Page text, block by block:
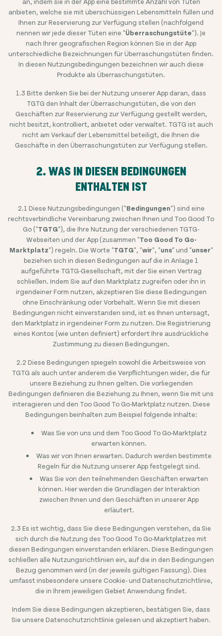
anbieten, welche sie mit überschüssigen Lebensmitteln füllen und
Ihnen zur Reservierung zur Verfügung stellen (nachfolgend
nennen wir jede dieser Tüten eine "Überraschungstüte"). Je
nach Ihrer geografischen Region können Sie in der App
unterschiedliche Bezeichnungen für Überraschungstüten finden.
In diesen Nutzungsbedingungen bezeichnen wir auch diese
Produkte als Überraschungstüten.
1.3 Bitte denken Sie bei der Nutzung unserer App daran, dass
TGTG den Inhalt der Überraschungstüten, die von den
Geschäften zur Reservierung zur Verfügung gestellt werden,
nicht besitzt, kontrolliert, anbietet oder verwaltet. TGTG ist auch
nicht am Verkauf der Lebensmittel beteiligt, die Ihnen die
Geschäfte in den Überraschungstüten zur Verfügung stellen.
2. WAS IN DIESEN BEDINGUNGEN
ENTHALTEN IST
2.1 Diese Nutzungsbedingungen ("Bedingungen") sind eine
rechtsverbindliche Vereinbarung zwischen Ihnen und Too Good To
Go ("TGTG"), die Ihre Nutzung der verschiedenen TGTG-
Webseiten und der App (zusammen "Too Good To Go-
Marktplatz") regeln. Die Worte "TGTG", "wir", "uns" und "unser"
beziehen sich in diesen Bedingungen auf die in Anlage 1
aufgeführte TGTG-Gesellschaft, mit der Sie einen Vertrag
schließen. Indem Sie auf den Marktplatz zugreifen oder ihn in
irgendeiner Form nutzen, akzeptieren Sie diese Bedingungen
ohne Einschränkung oder Vorbehalt. Wenn Sie mit diesen
Bedingungen nicht einverstanden sind, ist es Ihnen untersagt,
den Marktplatz in irgendeiner Form zu nutzen. Die Registrierung
eines Kontos (wie unten definiert) erfordert Ihre ausdrückliche
Zustimmung zu diesen Bedingungen.
2.2 Diese Bedingungen spiegeln sowohl die Arbeitsweise von
TGTG als auch unter anderem die Verpflichtungen wider, die für
unsere Beziehung zu Ihnen gelten. Die vorliegenden
Bedingungen definieren die Beziehung zu Ihnen, wenn Sie mit uns
interagieren und den Too Good To Go-Marktplatz nutzen. Diese
Bedingungen beinhalten zum Beispiel folgende Inhalte:
Was Sie von uns und dem Too Good To Go-Marktplatz
erwarten können.
Was wir von Ihnen erwarten. Dadurch werden bestimmte
Regeln für die Nutzung unserer App festgelegt sind.
Was Sie von den teilnehmenden Geschäften erwarten
können. Hier werden die Grundlagen der Interaktion
zwischen Ihnen und den Geschäften in unserer App
erläutert.
2.3 Es ist wichtig, dass Sie diese Bedingungen verstehen, da Sie
sich durch die Nutzung des Too Good To Go-Marktplatzes mit
diesen Bedingungen einverstanden erklären. Diese Bedingungen
schließen alle Nutzungsrichtlinien ein, auf die in den Bedingungen
Bezug genommen wird (in der jeweils gültigen Fassung). Dies
umfasst insbesondere unsere Cookie- und Datenschutzrichtlinie,
die in Ihrem jeweiligen Gebiet Anwendung findet.
Indem Sie diese Bedingungen akzeptieren, bestätigen Sie, dass
Sie unsere Datenschutzrichtlinie gelesen und akzeptiert haben.